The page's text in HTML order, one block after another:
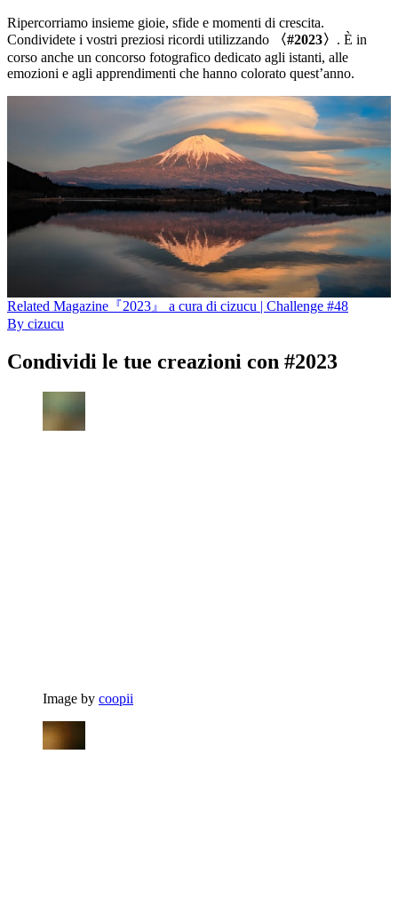
Ripercorriamo insieme gioie, sfide e momenti di crescita.
Condividete i vostri preziosi ricordi utilizzando
〈#2023〉 . È in
corso anche un concorso fotografico dedicato agli istanti, alle
emozioni e agli apprendimenti che hanno colorato quest’anno.
Related Magazine 『2023』 a cura di cizucu | Challenge #48
By cizucu
Condividi le tue creazioni con #2023
Image by coopii